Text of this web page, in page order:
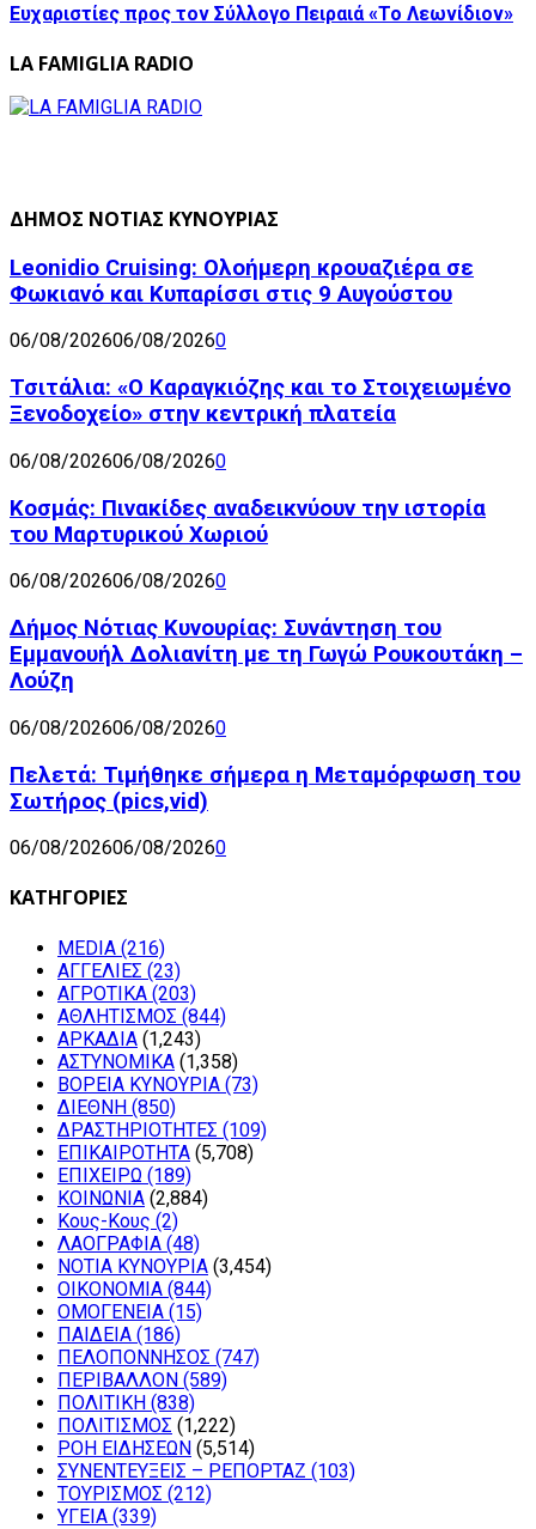
Ευχαριστίες προς τον Σύλλογο Πειραιά «Το Λεωνίδιον»
LA FAMIGLIA RADIO
ΔΗΜΟΣ ΝΟΤΙΑΣ ΚΥΝΟΥΡΙΑΣ
Leonidio Cruising: Ολοήμερη κρουαζιέρα σε
Φωκιανό και Κυπαρίσσι στις 9 Αυγούστου
06/08/202606/08/20260
Τσιτάλια: «Ο Καραγκιόζης και το Στοιχειωμένο
Ξενοδοχείο» στην κεντρική πλατεία
06/08/202606/08/20260
Κοσμάς: Πινακίδες αναδεικνύουν την ιστορία
του Μαρτυρικού Χωριού
06/08/202606/08/20260
Δήμος Νότιας Κυνουρίας: Συνάντηση του
Εμμανουήλ Δολιανίτη με τη Γωγώ Ρουκουτάκη –
Λούζη
06/08/202606/08/20260
Πελετά: Τιμήθηκε σήμερα η Μεταμόρφωση του
Σωτήρος (pics,vid)
06/08/202606/08/20260
ΚΑΤΗΓΟΡΙΕΣ
MEDIA (216)
ΑΓΓΕΛΙΕΣ (23)
ΑΓΡΟΤΙΚΑ (203)
ΑΘΛΗΤΙΣΜΟΣ (844)
ΑΡΚΑΔΙΑ (1,243)
ΑΣΤΥΝΟΜΙΚΑ (1,358)
ΒΟΡΕΙΑ ΚΥΝΟΥΡΙΑ (73)
ΔΙΕΘΝΗ (850)
ΔΡΑΣΤΗΡΙΟΤΗΤΕΣ (109)
ΕΠΙΚΑΙΡΟΤΗΤΑ (5,708)
ΕΠΙΧΕΙΡΩ (189)
ΚΟΙΝΩΝΙΑ (2,884)
Κους-Κους (2)
ΛΑΟΓΡΑΦΙΑ (48)
ΝΟΤΙΑ ΚΥΝΟΥΡΙΑ (3,454)
ΟΙΚΟΝΟΜΙΑ (844)
ΟΜΟΓΕΝΕΙΑ (15)
ΠΑΙΔΕΙΑ (186)
ΠΕΛΟΠΟΝΝΗΣΟΣ (747)
ΠΕΡΙΒΑΛΛΟΝ (589)
ΠΟΛΙΤΙΚΗ (838)
ΠΟΛΙΤΙΣΜΟΣ (1,222)
ΡΟΗ ΕΙΔΗΣΕΩΝ (5,514)
ΣΥΝΕΝΤΕΥΞΕΙΣ – ΡΕΠΟΡΤΑΖ (103)
ΤΟΥΡΙΣΜΟΣ (212)
ΥΓΕΙΑ (339)